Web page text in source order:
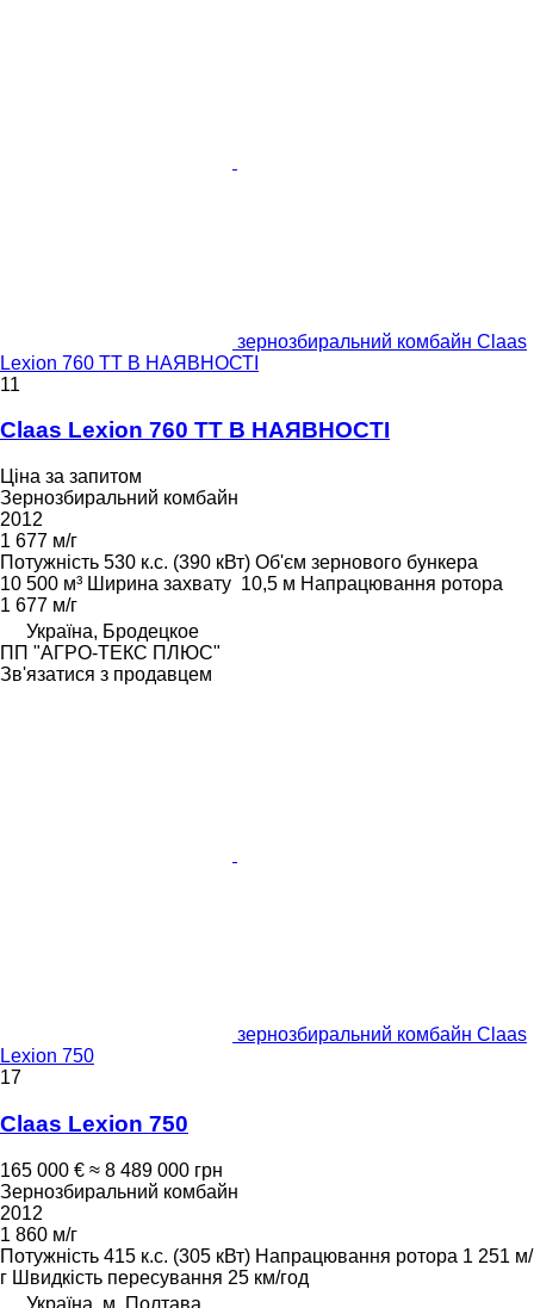
зернозбиральний комбайн Claas
Lexion 760 TT В НАЯВНОСТІ
11
Claas Lexion 760 TT В НАЯВНОСТІ
Ціна за запитом
Зернозбиральний комбайн
2012
1 677 м/г
Потужність 530 к.с. (390 кВт) Об'єм зернового бункера
10 500 м³ Ширина захвату 10,5 м Напрацювання ротора
1 677 м/г
Україна, Бродецкое
ПП "АГРО-ТЕКС ПЛЮС"
Зв'язатися з продавцем
зернозбиральний комбайн Claas
Lexion 750
17
Claas Lexion 750
165 000 € ≈ 8 489 000 грн
Зернозбиральний комбайн
2012
1 860 м/г
Потужність 415 к.с. (305 кВт) Напрацювання ротора 1 251 м/
г Швидкість пересування 25 км/год
Україна, м. Полтава